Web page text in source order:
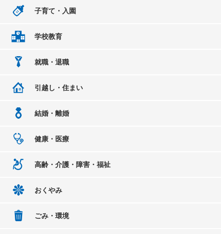
子育て・入園
学校教育
就職・退職
引越し・住まい
結婚・離婚
健康・医療
高齢・介護・障害・福祉
おくやみ
ごみ・環境